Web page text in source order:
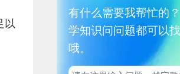
以
有什么需要我帮忙的？
学知识问问题都可以
哦。